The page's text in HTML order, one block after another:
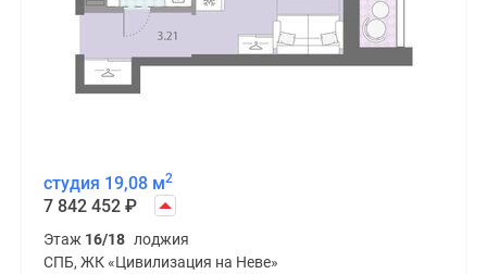
студия 19,08 м2
7 842 452 ₽
Этаж 16/18 лоджия
СПБ, ЖК «Цивилизация на Неве»